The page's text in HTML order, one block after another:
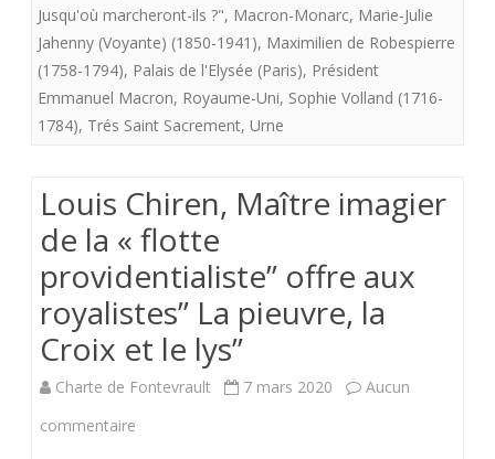
MARCHERONT-
ILS
?
Jusqu'où marcheront-ils ?", Macron-Monarc, Marie-Julie
Jahenny (Voyante) (1850-1941), Maximilien de Robespierre
(1758-1794), Palais de l'Elysée (Paris), Président
Emmanuel Macron, Royaume-Uni, Sophie Volland (1716-
1784), Trés Saint Sacrement, Urne
Louis Chiren, Maître imagier
de la « flotte
providentialiste” offre aux
royalistes” La pieuvre, la
Croix et le lys”
Charte de Fontevrault 7 mars 2020
Aucun
commentaire